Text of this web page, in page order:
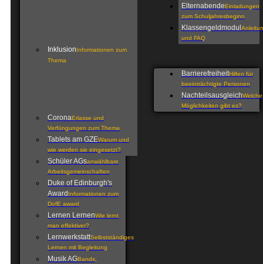
ElternabendeEinladungen
zum Schuljahresbeginn
Klassengeldmodul
und FAQ
InklusionInformationen zum
Thema
BarrierefreiheitHilfen für
beeinträchtigte Personen
NachteilsausgleichWelche
Möglichkeiten gibt es?
CoronaErlasse und
Verfüngungen zum Thema
Tablets am GZEWarum und
wie werden sie eingesetzt?
Schüler AGsanwählbare
Arbeitsgemeinschaften
Duke of Edinburgh's
Award Informationen zum
DofE award
Lernen LernenWie lernt
man effektiver?
LernwerkstattSelbstständiges
Lernen mit Begleitung
Musik AGBands,